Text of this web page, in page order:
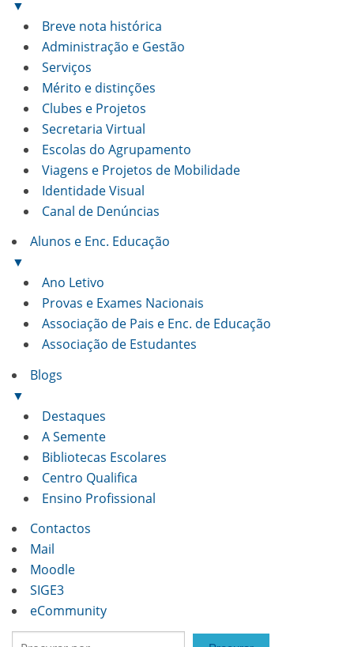
▼
Breve nota histórica
Administração e Gestão
Serviços
Mérito e distinções
Clubes e Projetos
Secretaria Virtual
Escolas do Agrupamento
Viagens e Projetos de Mobilidade
Identidade Visual
Canal de Denúncias
Alunos e Enc. Educação
▼
Ano Letivo
Provas e Exames Nacionais
Associação de Pais e Enc. de Educação
Associação de Estudantes
Blogs
▼
Destaques
A Semente
Bibliotecas Escolares
Centro Qualifica
Ensino Profissional
Contactos
Mail
Moodle
SIGE3
eCommunity